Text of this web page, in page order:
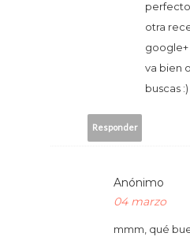
otra
google+
va bien
buscas
Responder
Anónimo
04 marzo
mmm, qué